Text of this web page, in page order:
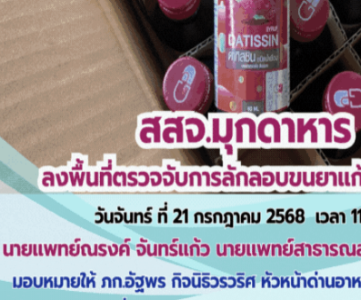
เลือกหัว